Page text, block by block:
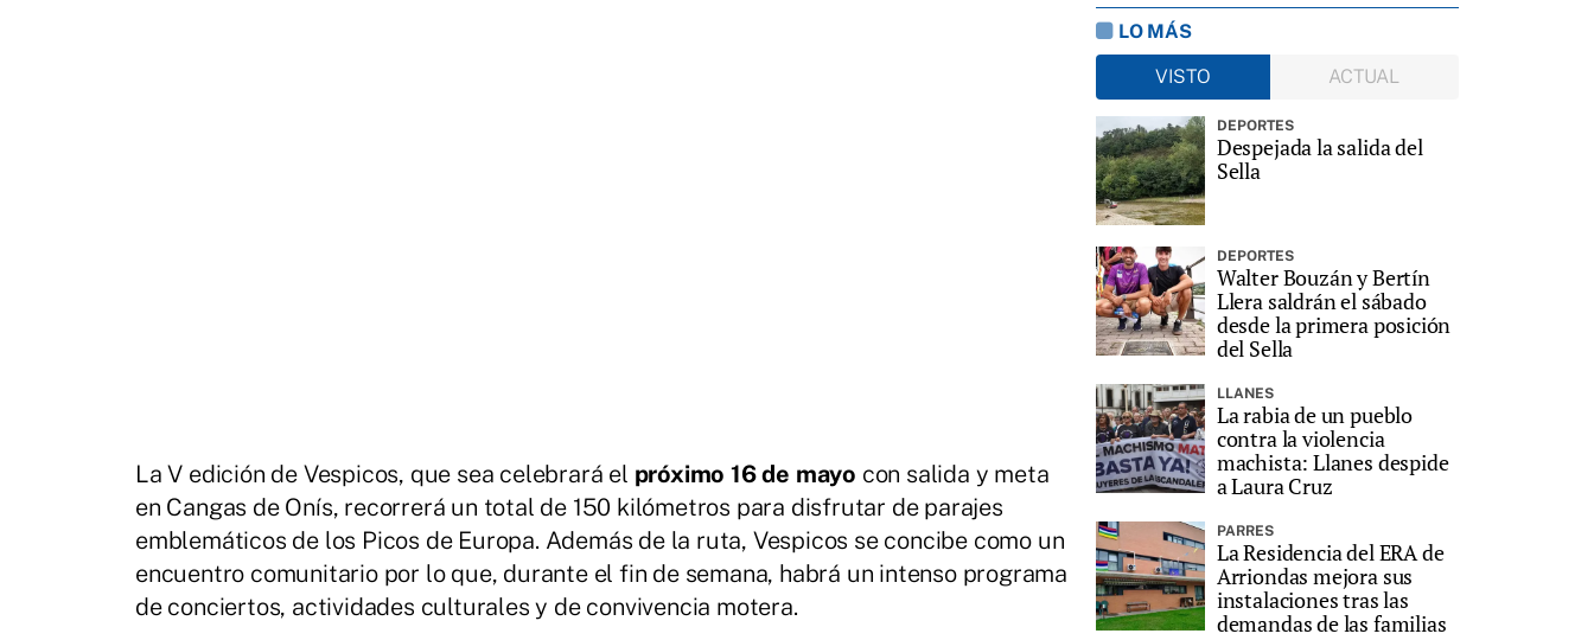
La V edición de Vespicos, que sea celebrará el próximo 16 de mayo con salida y meta
en Cangas de Onís, recorrerá un total de 150 kilómetros para disfrutar de parajes
emblemáticos de los Picos de Europa. Además de la ruta, Vespicos se concibe como un
encuentro comunitario por lo que, durante el fin de semana, habrá un intenso programa
de conciertos, actividades culturales y de convivencia motera.
LO MÁS
VISTO
ACTUAL
DEPORTES
Despejada la salida del
Sella
DEPORTES
Walter Bouzán y Bertín
Llera saldrán el sábado
desde la primera posición
del Sella
LLANES
La rabia de un pueblo
contra la violencia
machista: Llanes despide
a Laura Cruz
PARRES
La Residencia del ERA de
Arriondas mejora sus
instalaciones tras las
demandas de las familias